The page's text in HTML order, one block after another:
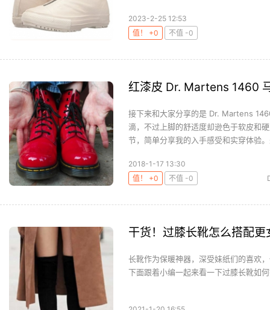
2023-2-25 12:53
值！ +0
不值 -0
红漆皮 Dr. Martens 1460
接下来和大家分享的是 Dr. Martens
滴，不过上脚的舒适度却逊色于软皮和
节，简单分享我的入手感受和实穿体验
2018-1-17 13:30
值！ +0
不值 -0
干货！过膝长靴怎么搭配更
长靴作为保暖神器，深受妹纸们的喜欢
下面跟着小编一起来看一下过膝长靴如